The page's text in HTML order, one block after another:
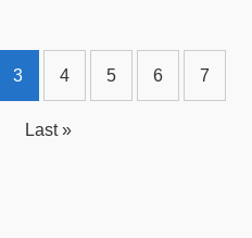
3 4 5 6 7
Last »